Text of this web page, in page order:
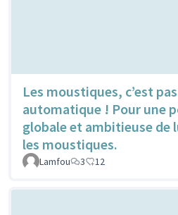
Les moustiques, c’est pas
automatique ! Pour une
globale et ambitieuse de
les moustiques.
Lamfou 3 12